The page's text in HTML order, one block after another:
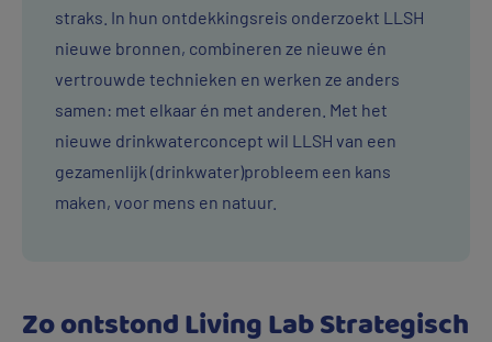
straks. In hun ontdekkingsreis onderzoekt LLSH
nieuwe bronnen, combineren ze nieuwe én
vertrouwde technieken en werken ze anders
samen: met elkaar én met anderen. Met het
nieuwe drinkwaterconcept wil LLSH van een
gezamenlijk (drinkwater)probleem een kans
maken, voor mens en natuur.
Zo ontstond Living Lab Strategisch